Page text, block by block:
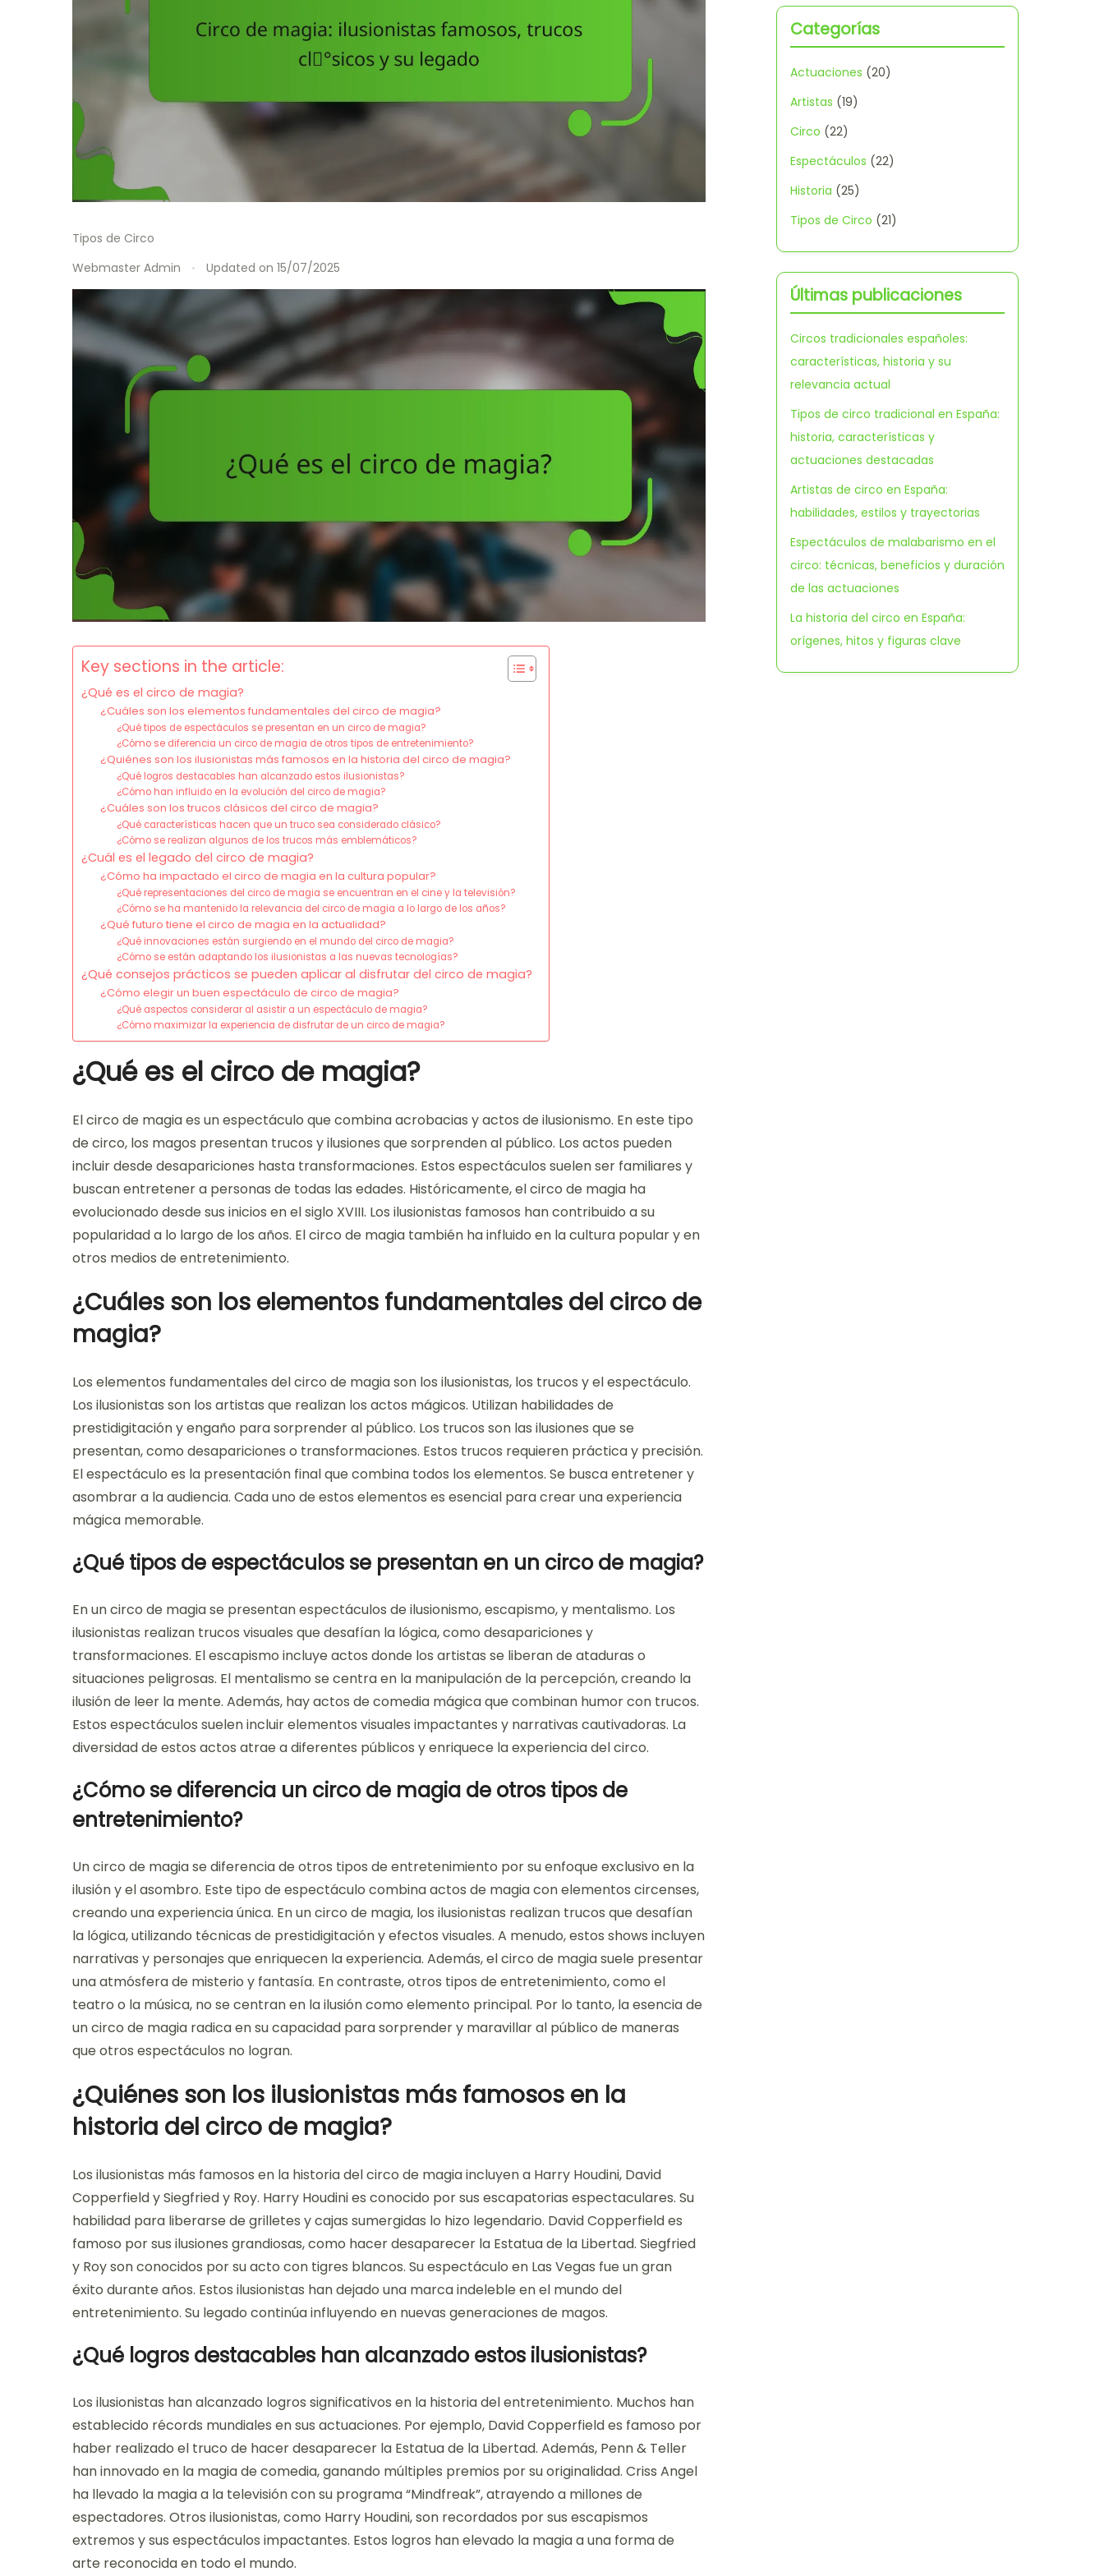
Tipos de Circo
Webmaster Admin
Updated on 15/07/2025
Key sections in the article:
¿Qué es el circo de magia?
¿Cuáles son los elementos fundamentales del circo de magia?
¿Qué tipos de espectáculos se presentan en un circo de magia?
¿Cómo se diferencia un circo de magia de otros tipos de entretenimiento?
¿Quiénes son los ilusionistas más famosos en la historia del circo de magia?
¿Qué logros destacables han alcanzado estos ilusionistas?
¿Cómo han influido en la evolución del circo de magia?
¿Cuáles son los trucos clásicos del circo de magia?
¿Qué características hacen que un truco sea considerado clásico?
¿Cómo se realizan algunos de los trucos más emblemáticos?
¿Cuál es el legado del circo de magia?
¿Cómo ha impactado el circo de magia en la cultura popular?
¿Qué representaciones del circo de magia se encuentran en el cine y la televisión?
¿Cómo se ha mantenido la relevancia del circo de magia a lo largo de los años?
¿Qué futuro tiene el circo de magia en la actualidad?
¿Qué innovaciones están surgiendo en el mundo del circo de magia?
¿Cómo se están adaptando los ilusionistas a las nuevas tecnologías?
¿Qué consejos prácticos se pueden aplicar al disfrutar del circo de magia?
¿Cómo elegir un buen espectáculo de circo de magia?
¿Qué aspectos considerar al asistir a un espectáculo de magia?
¿Cómo maximizar la experiencia de disfrutar de un circo de magia?
¿Qué es el circo de magia?
El circo de magia es un espectáculo que combina acrobacias y actos de ilusionismo. En este tipo
de circo, los magos presentan trucos y ilusiones que sorprenden al público. Los actos pueden
incluir desde desapariciones hasta transformaciones. Estos espectáculos suelen ser familiares y
buscan entretener a personas de todas las edades. Históricamente, el circo de magia ha
evolucionado desde sus inicios en el siglo XVIII. Los ilusionistas famosos han contribuido a su
popularidad a lo largo de los años. El circo de magia también ha influido en la cultura popular y en
otros medios de entretenimiento.
¿Cuáles son los elementos fundamentales del circo de
magia?
Los elementos fundamentales del circo de magia son los ilusionistas, los trucos y el espectáculo.
Los ilusionistas son los artistas que realizan los actos mágicos. Utilizan habilidades de
prestidigitación y engaño para sorprender al público. Los trucos son las ilusiones que se
presentan, como desapariciones o transformaciones. Estos trucos requieren práctica y precisión.
El espectáculo es la presentación final que combina todos los elementos. Se busca entretener y
asombrar a la audiencia. Cada uno de estos elementos es esencial para crear una experiencia
mágica memorable.
¿Qué tipos de espectáculos se presentan en un circo de magia?
En un circo de magia se presentan espectáculos de ilusionismo, escapismo, y mentalismo. Los
ilusionistas realizan trucos visuales que desafían la lógica, como desapariciones y
transformaciones. El escapismo incluye actos donde los artistas se liberan de ataduras o
situaciones peligrosas. El mentalismo se centra en la manipulación de la percepción, creando la
ilusión de leer la mente. Además, hay actos de comedia mágica que combinan humor con trucos.
Estos espectáculos suelen incluir elementos visuales impactantes y narrativas cautivadoras. La
diversidad de estos actos atrae a diferentes públicos y enriquece la experiencia del circo.
¿Cómo se diferencia un circo de magia de otros tipos de
entretenimiento?
Un circo de magia se diferencia de otros tipos de entretenimiento por su enfoque exclusivo en la
ilusión y el asombro. Este tipo de espectáculo combina actos de magia con elementos circenses,
creando una experiencia única. En un circo de magia, los ilusionistas realizan trucos que desafían
la lógica, utilizando técnicas de prestidigitación y efectos visuales. A menudo, estos shows incluyen
narrativas y personajes que enriquecen la experiencia. Además, el circo de magia suele presentar
una atmósfera de misterio y fantasía. En contraste, otros tipos de entretenimiento, como el
teatro o la música, no se centran en la ilusión como elemento principal. Por lo tanto, la esencia de
un circo de magia radica en su capacidad para sorprender y maravillar al público de maneras
que otros espectáculos no logran.
¿Quiénes son los ilusionistas más famosos en la
historia del circo de magia?
Los ilusionistas más famosos en la historia del circo de magia incluyen a Harry Houdini, David
Copperfield y Siegfried y Roy. Harry Houdini es conocido por sus escapatorias espectaculares. Su
habilidad para liberarse de grilletes y cajas sumergidas lo hizo legendario. David Copperfield es
famoso por sus ilusiones grandiosas, como hacer desaparecer la Estatua de la Libertad. Siegfried
y Roy son conocidos por su acto con tigres blancos. Su espectáculo en Las Vegas fue un gran
éxito durante años. Estos ilusionistas han dejado una marca indeleble en el mundo del
entretenimiento. Su legado continúa influyendo en nuevas generaciones de magos.
¿Qué logros destacables han alcanzado estos ilusionistas?
Los ilusionistas han alcanzado logros significativos en la historia del entretenimiento. Muchos han
establecido récords mundiales en sus actuaciones. Por ejemplo, David Copperfield es famoso por
haber realizado el truco de hacer desaparecer la Estatua de la Libertad. Además, Penn & Teller
han innovado en la magia de comedia, ganando múltiples premios por su originalidad. Criss Angel
ha llevado la magia a la televisión con su programa “Mindfreak”, atrayendo a millones de
espectadores. Otros ilusionistas, como Harry Houdini, son recordados por sus escapismos
extremos y sus espectáculos impactantes. Estos logros han elevado la magia a una forma de
arte reconocida en todo el mundo.
Categorías
Actuaciones (20)
Artistas (19)
Circo (22)
Espectáculos (22)
Historia (25)
Tipos de Circo (21)
Últimas publicaciones
Circos tradicionales españoles:
características, historia y su
relevancia actual
Tipos de circo tradicional en España:
historia, características y
actuaciones destacadas
Artistas de circo en España:
habilidades, estilos y trayectorias
Espectáculos de malabarismo en el
circo: técnicas, beneficios y duración
de las actuaciones
La historia del circo en España:
orígenes, hitos y figuras clave